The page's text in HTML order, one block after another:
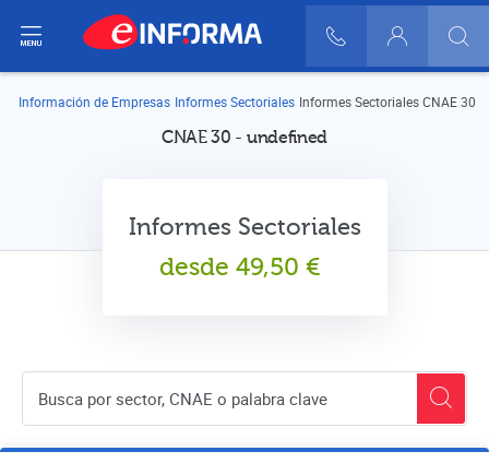
900 10 30 20
Login
Información de Empresas Informes Sectoriales Informes Sectoriales CNAE 30
CNAE 30 - undefined
Informes Sectoriales
desde 49,50 €